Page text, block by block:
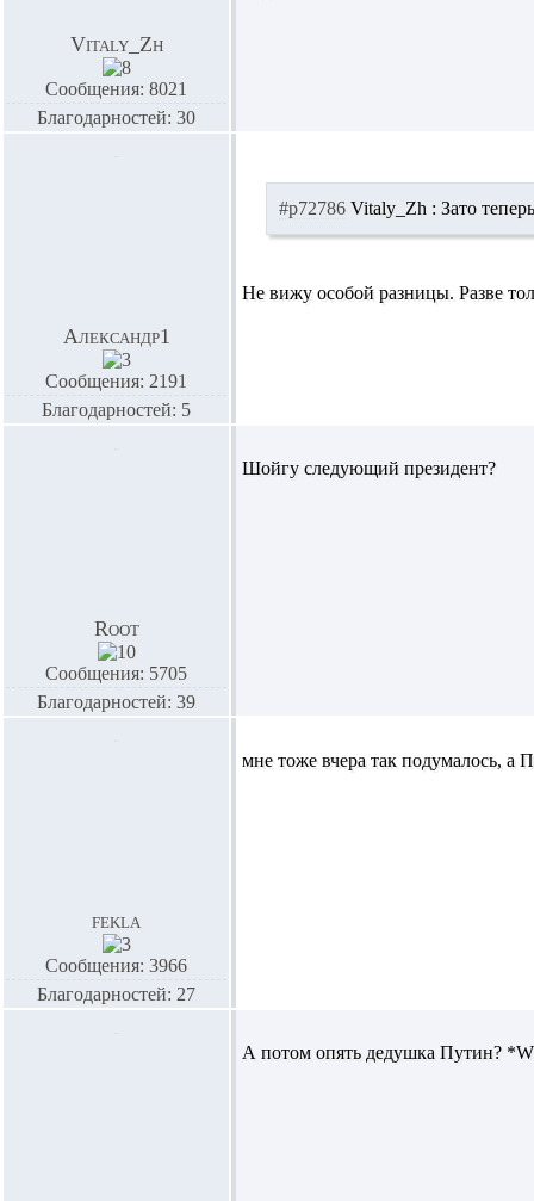
Vitaly_Zh
Сообщения: 8021
Благодарностей: 30
Александр1
Сообщения: 2191
Благодарностей: 5
#p72786 Vitaly_Zh : Зато
Не вижу особой разницы. Разве
Root
Сообщения: 5705
Благодарностей: 39
Шойгу следующий президент?
fekla
Сообщения: 3966
Благодарностей: 27
мне тоже вчера так подумалось, а
А потом опять дедушка Путин?